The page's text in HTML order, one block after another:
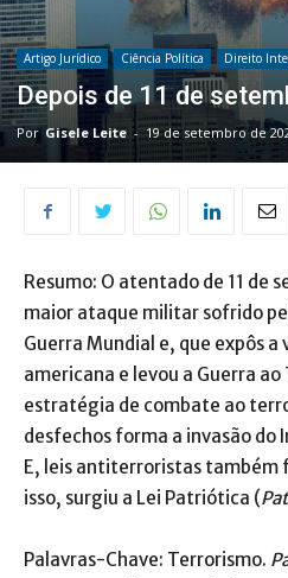
Artigo Jurídico Ciência Política Direito
Depois de 11 de
Por Gisele Leite - 19 de setembro de
Resumo: O atentado de 11 de
maior ataque militar sofrido
Guerra Mundial e, que expôs
americana e levou a Guerra
estratégia de combate ao
desfechos forma a invasão do
E, leis antiterroristas também
isso, surgiu a Lei Patriótica (
Palavras-Chave: Terrorismo.